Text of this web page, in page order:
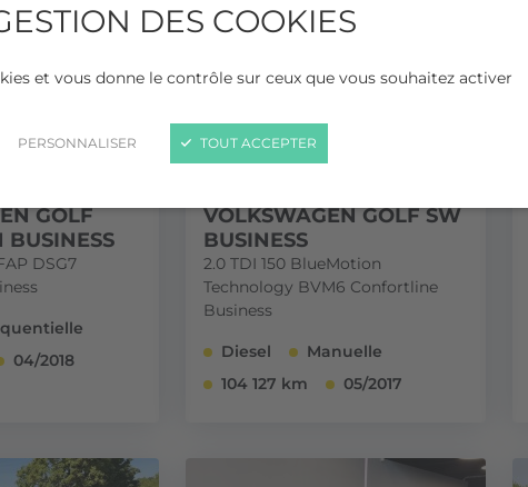
DES COOKIES
et vous donne le contrôle sur ceux que vous souhaitez activer
PERSONNALISER TOUT ACCEPTER
GOLF
BUSINESS
DSG7
04/2018
VOLKSWAGEN GOLF SW
BUSINESS
2.0 TDI 150 BlueMotion
Technology BVM6 Confortline
Business
Diesel
Manuelle
104 127 km
05/2017